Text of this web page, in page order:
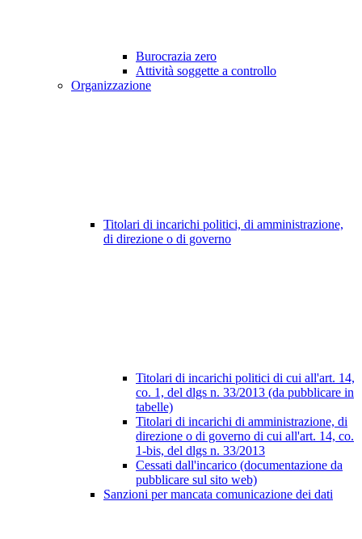
Burocrazia zero
Attività soggette a controllo
Organizzazione
Titolari di incarichi politici, di amministrazione,
di direzione o di governo
Titolari di incarichi politici di cui all'art. 14,
co. 1, del dlgs n. 33/2013 (da pubblicare in
tabelle)
Titolari di incarichi di amministrazione, di
direzione o di governo di cui all'art. 14, co.
1-bis, del dlgs n. 33/2013
Cessati dall'incarico (documentazione da
pubblicare sul sito web)
Sanzioni per mancata comunicazione dei dati